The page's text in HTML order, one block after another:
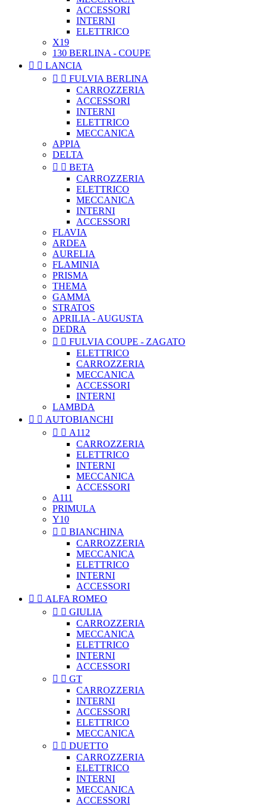
ACCESSORI
INTERNI
ELETTRICO
X19
130 BERLINA - COUPE
  LANCIA
  FULVIA BERLINA
CARROZZERIA
ACCESSORI
INTERNI
ELETTRICO
MECCANICA
APPIA
DELTA
  BETA
CARROZZERIA
ELETTRICO
MECCANICA
INTERNI
ACCESSORI
FLAVIA
ARDEA
AURELIA
FLAMINIA
PRISMA
THEMA
GAMMA
STRATOS
APRILIA - AUGUSTA
DEDRA
  FULVIA COUPE - ZAGATO
ELETTRICO
CARROZZERIA
MECCANICA
ACCESSORI
INTERNI
LAMBDA
  AUTOBIANCHI
  A112
CARROZZERIA
ELETTRICO
INTERNI
MECCANICA
ACCESSORI
A111
PRIMULA
Y10
  BIANCHINA
CARROZZERIA
MECCANICA
ELETTRICO
INTERNI
ACCESSORI
  ALFA ROMEO
  GIULIA
CARROZZERIA
MECCANICA
ELETTRICO
INTERNI
ACCESSORI
  GT
CARROZZERIA
INTERNI
ACCESSORI
ELETTRICO
MECCANICA
  DUETTO
CARROZZERIA
ELETTRICO
INTERNI
MECCANICA
ACCESSORI